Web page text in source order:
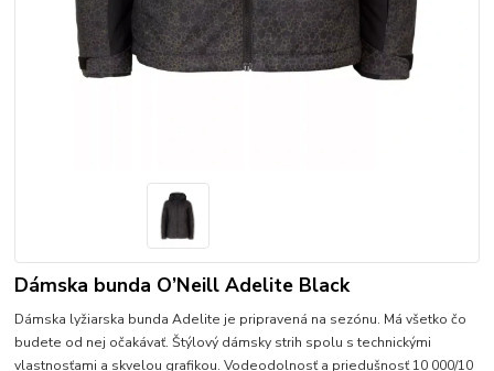
Dámska bunda O’Neill Adelite Black
Dámska lyžiarska bunda Adelite je pripravená na sezónu. Má všetko čo
budete od nej očakávať. Štýlový dámsky strih spolu s technickými
vlastnosťami a skvelou grafikou. Vodeodolnosť a priedušnosť 10 000/10